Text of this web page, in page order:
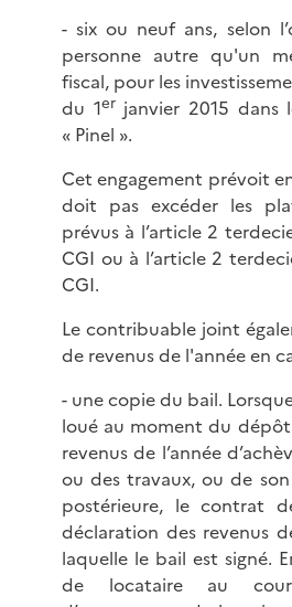
- six ou neuf ans, selon
personne autre qu'un
fiscal, pour les
du 1er janvier 2015
« Pinel ».
Cet engagement prévoit
doit pas excéder les
prévus à l’article 2
CGI ou à l’article 2
CGI.
Le contribuable joint
de revenus de l'année en
- une copie du bail.
loué au moment du
revenus de l’année
ou des travaux, ou de
postérieure, le contrat
déclaration des revenus
laquelle le bail est signé.
de locataire au